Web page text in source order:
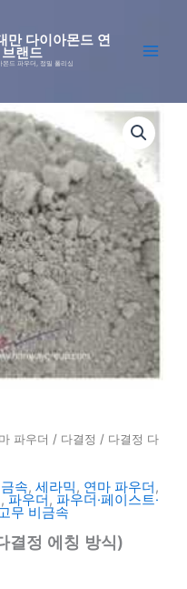
만 다이아몬드 연
랜드
드 파우더, 정밀 폴리싱
파우더 / 다결정 / 다결정 다
속, 세라믹, 연마 파우더 ,
, 파우더 , 파우더·페이스트·
무 비금속
결정 에칭 방식)